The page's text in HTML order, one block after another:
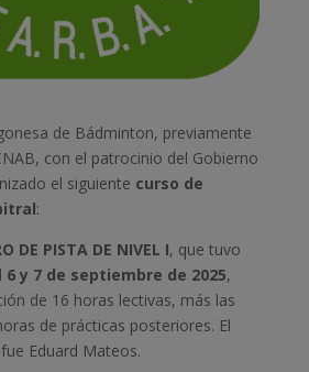
de Bádminton, previamente
con el patrocinio del Gobierno
el siguiente curso de
:
DE PISTA DE NIVEL I, que tuvo
6 y 7 de septiembre de 2025,
de 16 horas lectivas, más las
de prácticas posteriores. El
Eduard Mateos.